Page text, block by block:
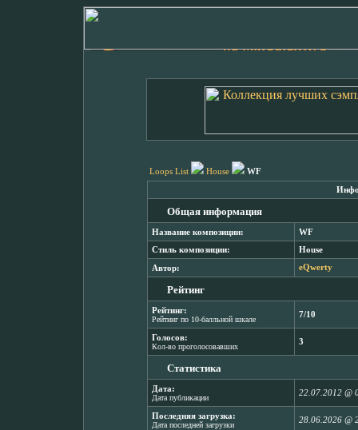
Loops List House WF
Общая информация
Название композиции: WF
Стиль композиции: House
Автор: eQwerty
Рейтинг
Рейтинг:
Рейтинг по 10-балльной шкале
7/10
Голосов:
Кол-во проголосовавших
3
Статистика
Дата:
Дата публикации
22.07.2012 @
Последняя загрузка:
Дата последней загрузки
28.06.2026 @